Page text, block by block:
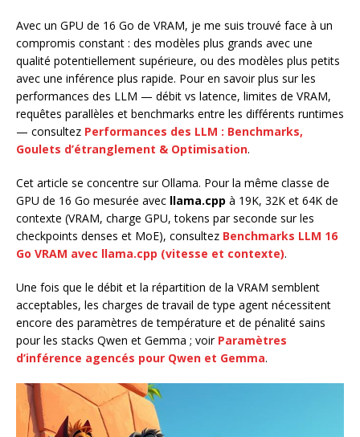
Avec un GPU de 16 Go de VRAM, je me suis trouvé face à un
compromis constant : des modèles plus grands avec une
qualité potentiellement supérieure, ou des modèles plus petits
avec une inférence plus rapide. Pour en savoir plus sur les
performances des LLM — débit vs latence, limites de VRAM,
requêtes parallèles et benchmarks entre les différents runtimes
— consultez Performances des LLM : Benchmarks,
Goulets d’étranglement & Optimisation.
Cet article se concentre sur Ollama. Pour la même classe de
GPU de 16 Go mesurée avec llama.cpp à 19K, 32K et 64K de
contexte (VRAM, charge GPU, tokens par seconde sur les
checkpoints denses et MoE), consultez Benchmarks LLM 16
Go VRAM avec llama.cpp (vitesse et contexte).
Une fois que le débit et la répartition de la VRAM semblent
acceptables, les charges de travail de type agent nécessitent
encore des paramètres de température et de pénalité sains
pour les stacks Qwen et Gemma ; voir Paramètres
d’inférence agencés pour Qwen et Gemma.